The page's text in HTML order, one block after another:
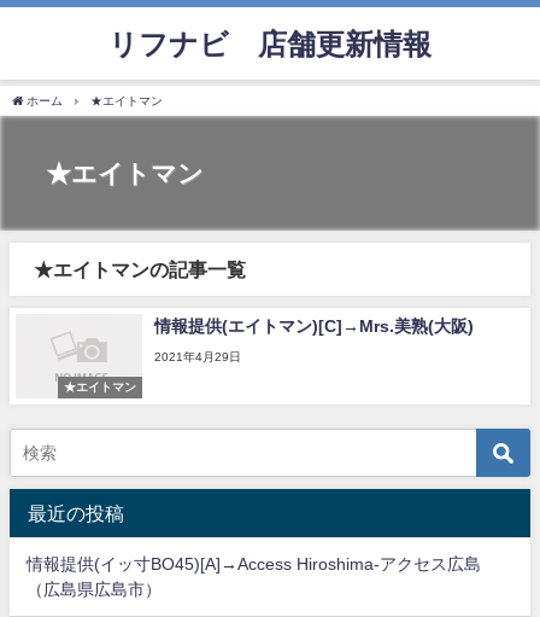
リフナビ®店舗更新情報
ホーム ★エイトマン
★エイトマン
★エイトマンの記事一覧
★エイトマン
情報提供(エイトマン)[C]→Mrs.美熟(大阪)
2021年4月29日
最近の投稿
情報提供(イッ寸BO45)[A]→Access Hiroshima-アクセス広島
（広島県広島市）